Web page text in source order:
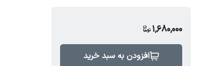
1,680,000
افزودن به سبد خرید